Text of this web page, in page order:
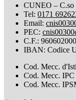
CUNEO –
Tel: 0171
Email:
PEC:
C.F.:
IBAN: Codice
Cod. Mecc.
Cod. Mecc.
Cod. Mecc.